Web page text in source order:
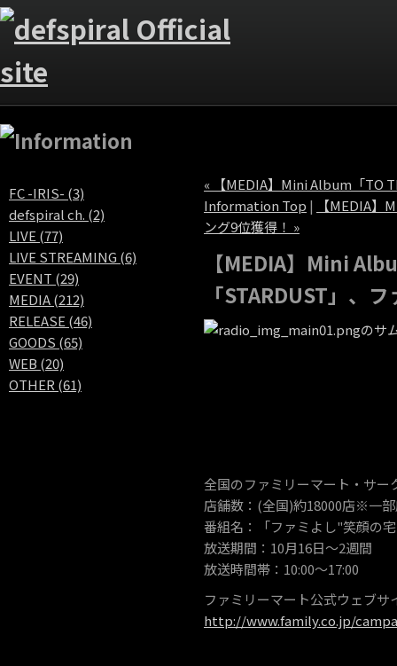
FC -IRIS- (3)
defspiral ch. (2)
LIVE (77)
LIVE STREAMING (6)
EVENT (29)
MEDIA (212)
RELEASE (46)
GOODS (65)
WEB (20)
OTHER (61)
« 【MEDIA】Mini Album「TO
Information Top |
【MEDIA】
ング9位獲得！ »
【MEDIA】Mini
「STARDUST」、
全国のファミリーマート・サー
店舗数：(全国)約18000店※一
番組名：「ファミよし"笑顔の
放送期間：10月16日〜2週間
放送時間帯：10:00〜17:00
ファミリーマート公式ウェブ
http://www.family.co.jp/